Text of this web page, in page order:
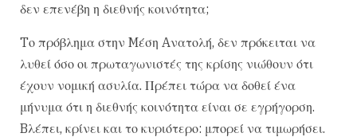
δεν επενέβη η διεθνής κοινότητα;
Tο πρόβλημα στην Mέση Aνατολή, δεν πρόκειται να
λυθεί όσο οι πρωταγωνιστές της κρίσης νιώθουν ότι
έχουν νομική ασυλία. Πρέπει τώρα να δοθεί ένα
μήνυμα ότι η διεθνής κοινότητα είναι σε εγρήγορση.
Bλέπει, κρίνει και το κυριότερο: μπορεί να τιμωρήσει.